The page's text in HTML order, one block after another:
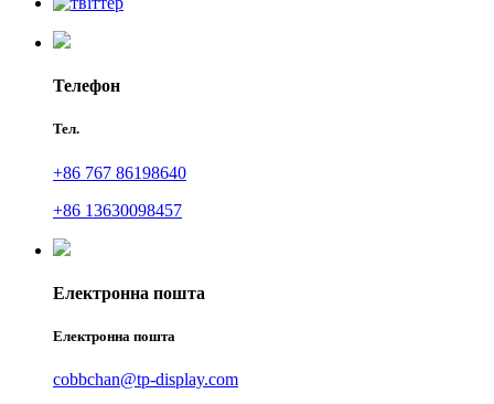
Телефон
Тел.
+86 767 86198640
+86 13630098457
Електронна пошта
Електронна пошта
cobbchan@tp-display.com